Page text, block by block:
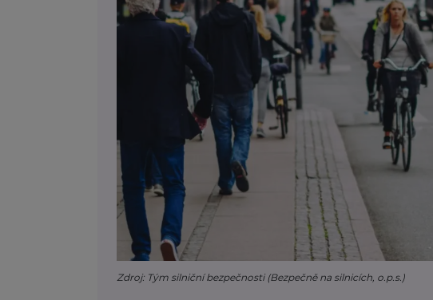
Zdroj: Tým silniční bezpečnosti (Bezpečně na silnicích, o.p.s.)